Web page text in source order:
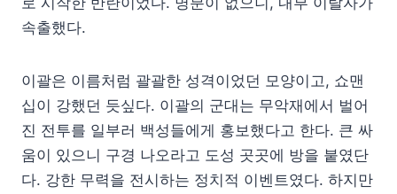
속출했다.
이괄은 이름처럼 괄괄한 성격이었던 모양이고, 쇼맨
십이 강했던 듯싶다. 이괄의 군대는 무악재에서 벌어
진 전투를 일부러 백성들에게 홍보했다고 한다. 큰 싸
움이 있으니 구경 나오라고 도성 곳곳에 방을 붙였단
다. 강한 무력을 전시하는 정치적 이벤트였다. 하지만